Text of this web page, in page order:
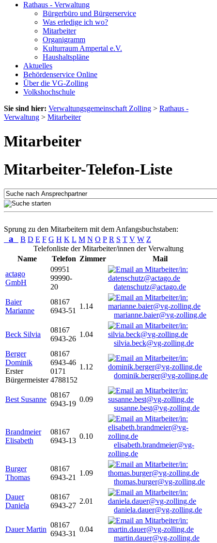
Rathaus - Verwaltung
Bürgerbüro und Bürgerservice
Was erledige ich wo?
Mitarbeiter
Organigramm
Kulturraum Ampertal e.V.
Haushaltspläne
Aktuelles
Behördenservice Online
Über die VG-Zolling
Volkshochschule
Sie sind hier: Verwaltungsgemeinschaft Zolling > Rathaus -
Verwaltung > Mitarbeiter
Mitarbeiter
Mitarbeiter-Telefon-Liste
Sprung zu den Mitarbeitern mit dem Anfangsbuchstaben:
a B D E F G H K L M N O P R S T V W Z
Telefonliste der Mitarbeiter/innen der Verwaltung
Name
Telefon Zimmer
Mail
actago
GmbH
09951
99990-
20
datenschutz@actago.de
Baier
Marianne
08167
6943-51
1.14
marianne.baier@vg-zolling.de
Beck Silvia
08167
6943-26
1.04
silvia.beck@vg-zolling.de
Berger
Dominik
Erster
Bürgermeister
08167
6943-46
0171
4788152
1.12
dominik.berger@vg-zolling.de
Best Susanne
08167
6943-19
0.09
susanne.best@vg-zolling.de
Brandmeier
Elisabeth
08167
6943-13
0.10
elisabeth.brandmeier@vg-
zolling.de
Burger
Thomas
08167
6943-21
1.09
thomas.burger@vg-zolling.de
Dauer
Daniela
08167
6943-27
2.01
daniela.dauer@vg-zolling.de
Dauer Martin
08167
6943-31
0.04
martin.dauer@vg-zolling.de